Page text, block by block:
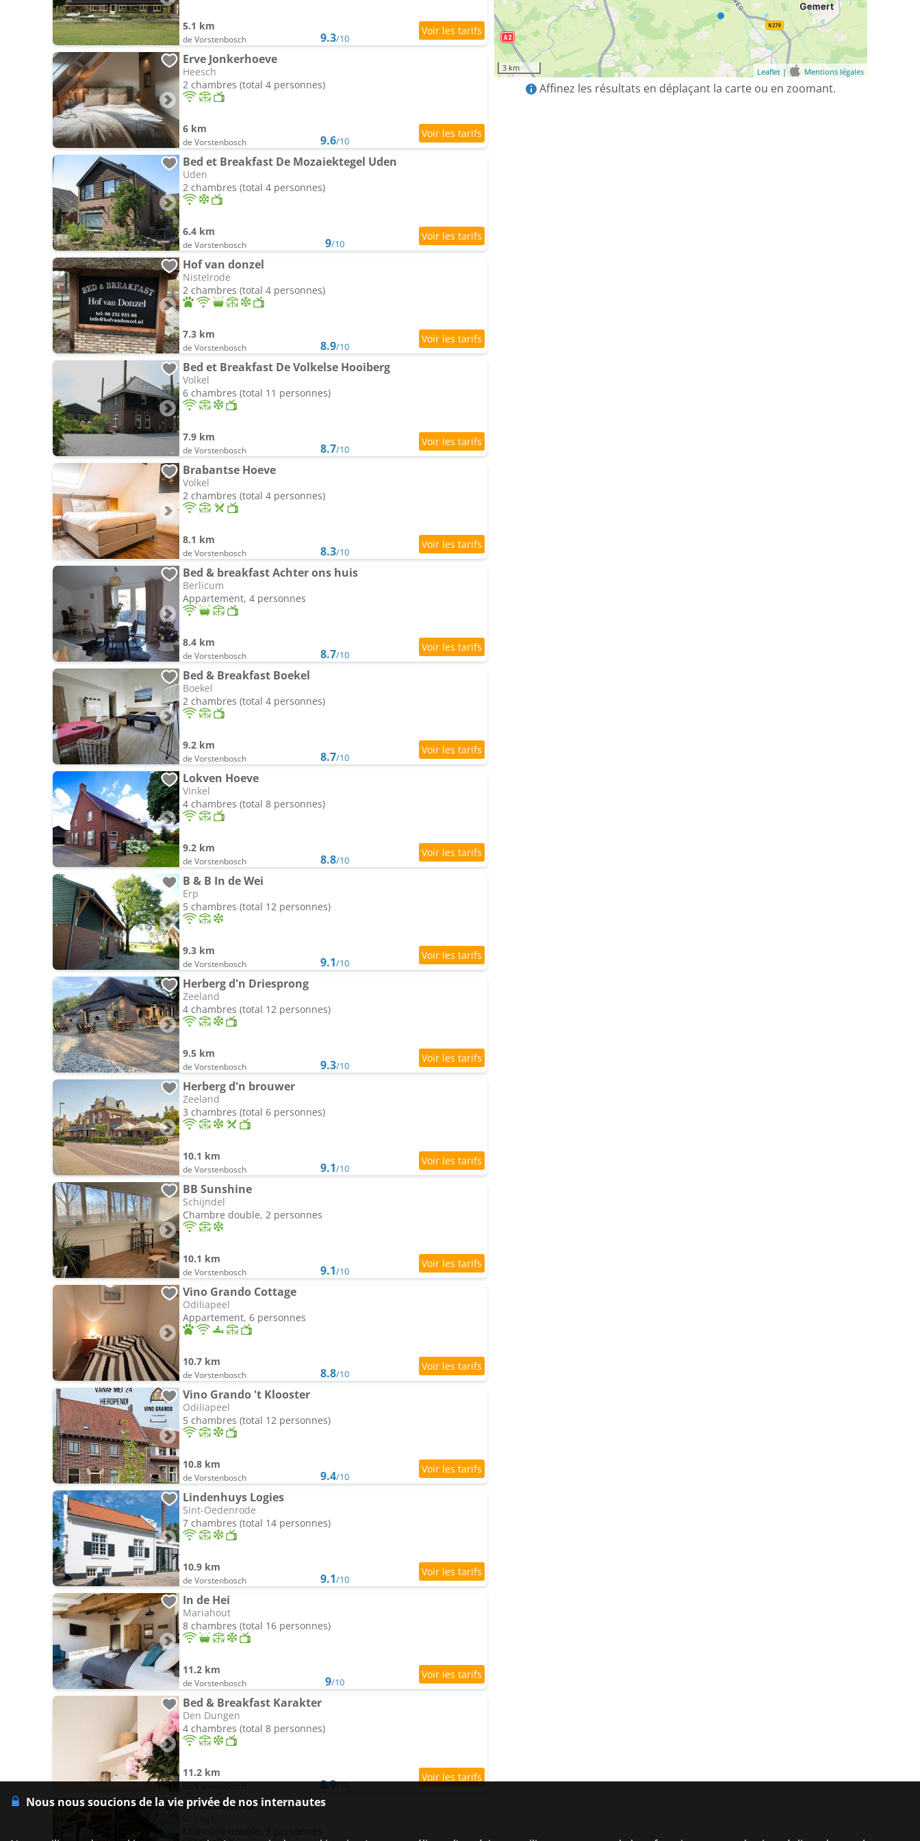
5.1 km
de Vorstenbosch 9.3/10
Erve Jonkerhoeve
Heesch
2 chambres (total 4 personnes)
6 km
de Vorstenbosch 9.6/10
Bed et Breakfast De Mozaiektegel Uden
Uden
2 chambres (total 4 personnes)
6.4 km
de Vorstenbosch 9/10
Hof van donzel
Nistelrode
2 chambres (total 4 personnes)
7.3 km
de Vorstenbosch 8.9/10
Bed et Breakfast De Volkelse Hooiberg
Volkel
6 chambres (total 11 personnes)
7.9 km
de Vorstenbosch 8.7/10
Brabantse Hoeve
Volkel
2 chambres (total 4 personnes)
8.1 km
de Vorstenbosch 8.3/10
Bed & breakfast Achter ons huis
Berlicum
Appartement, 4 personnes
8.4 km
de Vorstenbosch 8.7/10
Bed & Breakfast Boekel
Boekel
2 chambres (total 4 personnes)
9.2 km
de Vorstenbosch 8.7/10
Lokven Hoeve
Vinkel
4 chambres (total 8 personnes)
9.2 km
de Vorstenbosch 8.8/10
B & B In de Wei
Erp
5 chambres (total 12 personnes)
9.3 km
de Vorstenbosch 9.1/10
Herberg d'n Driesprong
Zeeland
4 chambres (total 12 personnes)
9.5 km
de Vorstenbosch 9.3/10
Herberg d'n brouwer
Zeeland
3 chambres (total 6 personnes)
10.1 km
de Vorstenbosch 9.1/10
BB Sunshine
Schijndel
Chambre double, 2 personnes
10.1 km
de Vorstenbosch 9.1/10
Vino Grando Cottage
Odiliapeel
Appartement, 6 personnes
10.7 km
de Vorstenbosch 8.8/10
Vino Grando 't Klooster
Odiliapeel
5 chambres (total 12 personnes)
10.8 km
de Vorstenbosch 9.4/10
Lindenhuys Logies
Sint-Oedenrode
7 chambres (total 14 personnes)
10.9 km
de Vorstenbosch 9.1/10
In de Hei
Mariahout
8 chambres (total 16 personnes)
11.2 km
de Vorstenbosch 9/10
Bed & Breakfast Karakter
Den Dungen
4 chambres (total 8 personnes)
11.2 km
8.9/10
AirstreamNB
3 km Leaflet| Mentions légales
Affinez les résultats en déplaçant la carte ou en zoomant.
Nous nous soucions de la vie privée de nos internautes